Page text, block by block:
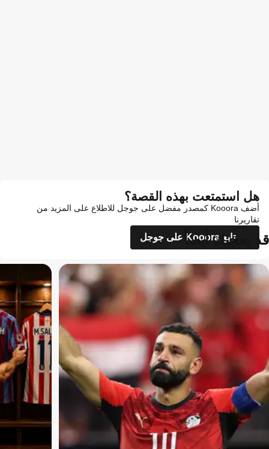
هل استمتعت بهذه القصة؟
أضف Kooora كمصدر مفضل على جوجل للاطلاع على المزيد من
تقاريرنا
تابع Kooora على جوجل
قد يعجبك أيضاً